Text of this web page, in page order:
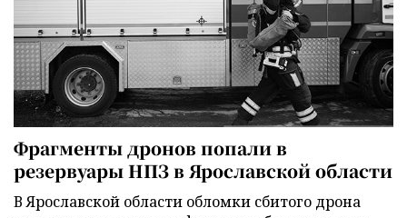
Фрагменты дронов попали в
резервуары НПЗ в Ярославской области
В Ярославской области обломки сбитого дрона